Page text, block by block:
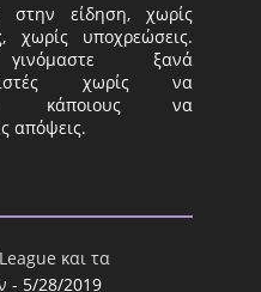
στην είδηση, χωρίς
χωρίς υποχρεώσεις.
ξανά
χωρίς να
κάποιους να
απόψεις.
και τα
- 5/28/2019